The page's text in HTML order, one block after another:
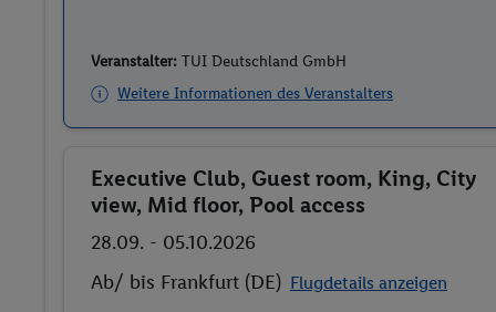
Veranstalter: TUI Deutschland GmbH
Weitere Informationen des Veranstalters
Buchen
Executive Club, Guest room, King, City
view, Mid floor, Pool access
28.09. - 05.10.2026
Ab/ bis Frankfurt (DE) Flugdetails anzeigen